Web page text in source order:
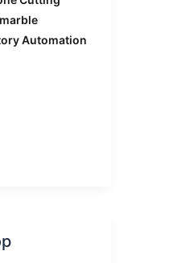
marble
Automation